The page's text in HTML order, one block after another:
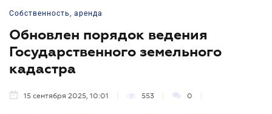
Собственность, аренда
Обновлен порядок ведения
Государственного земельного
кадастра
15 сентября 2025, 10:01 553 0